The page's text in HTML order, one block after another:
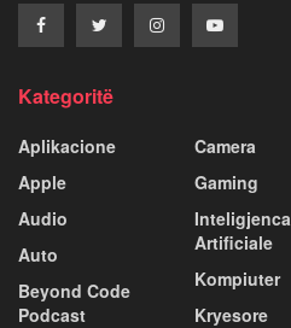
Kategoritë
Aplikacione
Apple
Audio
Auto
Beyond Code
Podcast
Camera
Gaming
Inteligjenca
Artificiale
Kompiuter
Kryesore